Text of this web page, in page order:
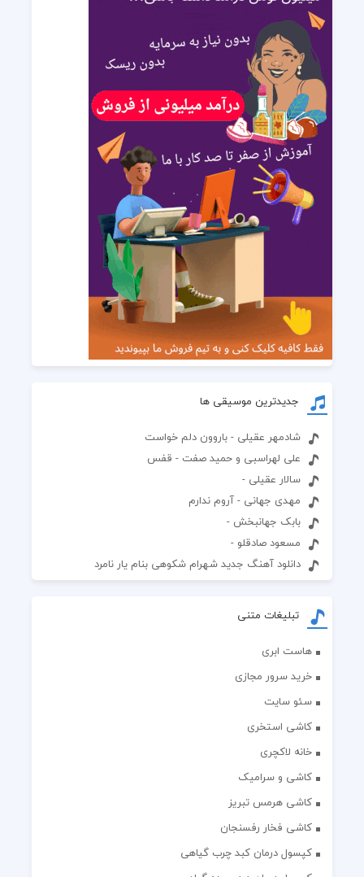
جدیدترین موسیقی ها
شادمهر عقیلی - باروون دلم خواست
علی لهراسبی و حمید صفت - قفس
سالار عقیلی -
مهدی جهانی - آروم ندارم
بابک جهانبخش -
مسعود صادقلو -
دانلود آهنگ جدید شهرام شکوهی بنام یار نامرد
تبلیغات متنی
هاست ابری
خرید سرور مجازی
سئو سایت
کاشی استخری
خانه لاکچری
کاشی و سرامیک
کاشی هرمس تبریز
کاشی فخار رفسنجان
کپسول درمان کبد چرب گیاهی